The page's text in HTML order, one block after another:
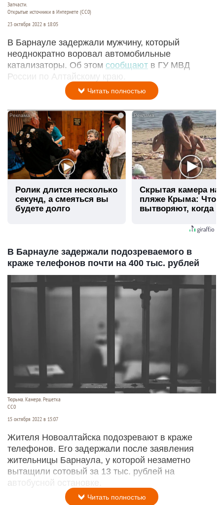
Запчасти.
Открытые источники в Интернете (СС0)
23 октября 2022 в 18:05
В Барнауле задержали мужчину, который
неоднократно воровал автомобильные
катализаторы. Об этом сообщают в ГУ МВД
России по Алтайскому краю.
Читать полностью
Ролик длится несколько
секунд, а смеяться вы
будете долго
Скрытая камера на
пляже Крыма: Что
вытворяют, когда
В Барнауле задержали подозреваемого в
краже телефонов почти на 400 тыс. рублей
Тюрьма. Камера. Решетка
СС0
15 октября 2022 в 15:07
Жителя Новоалтайска подозревают в краже
телефонов. Его задержали после заявления
жительницы Барнаула, у которой незаметно
вытащили сотовый за 13 тыс. рублей на
автобусной остановке.
Читать полностью